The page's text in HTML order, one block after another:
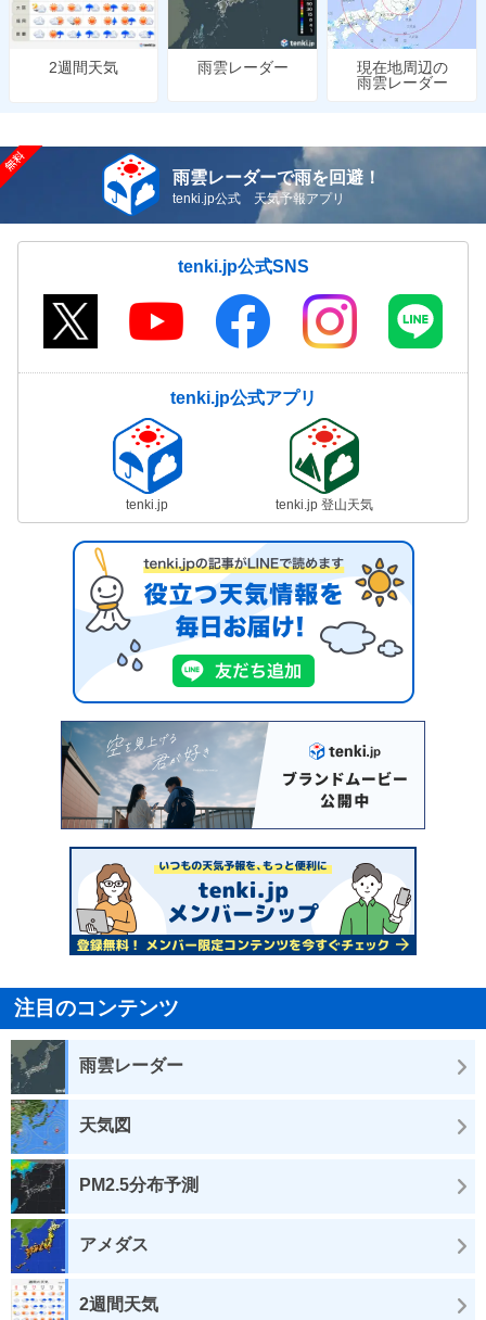
2週間天気 雨雲レーダー
現在地周辺の
雨雲レーダー
雨雲レーダーで雨を回避！
tenki.jp公式 天気予報アプリ
tenki.jp公式SNS
tenki.jp公式アプリ
tenki.jp tenki.jp 登山天気
注目のコンテンツ
雨雲レーダー
天気図
PM2.5分布予測
アメダス
2週間天気